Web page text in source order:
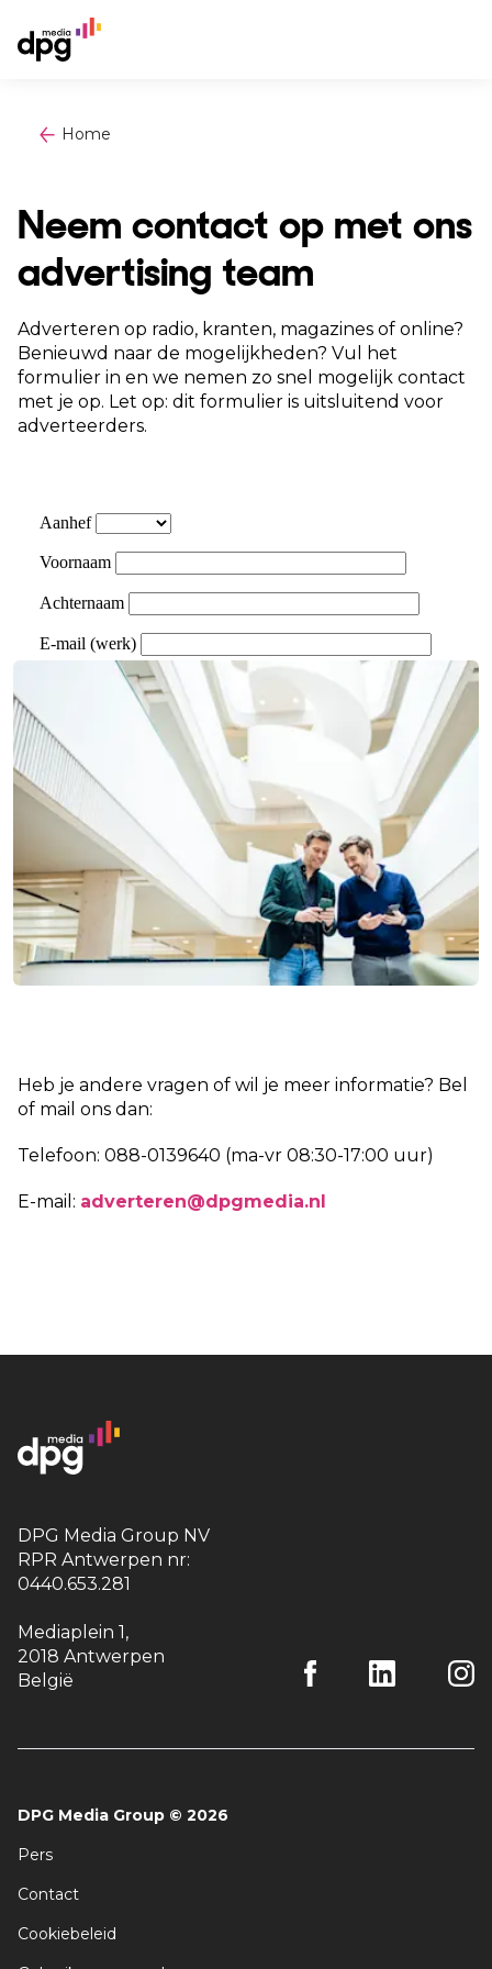
Home
Neem contact op met ons
advertising team
Adverteren op radio, kranten, magazines of online?
Benieuwd naar de mogelijkheden? Vul het
formulier in en we nemen zo snel mogelijk contact
met je op. Let op: dit formulier is uitsluitend voor
adverteerders.
Heb je andere vragen of wil je meer informatie? Bel
of mail ons dan:
Telefoon: 088-0139640 (ma-vr 08:30-17:00 uur)
E-mail: adverteren@dpgmedia.nl
DPG Media Group NV
RPR Antwerpen nr:
0440.653.281
Mediaplein 1,
2018 Antwerpen
België
DPG Media Group © 2026
Pers
Contact
Cookiebeleid